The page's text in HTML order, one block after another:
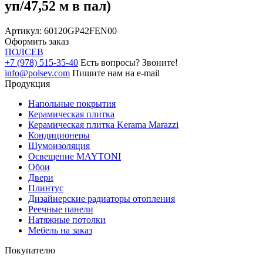
уп/47,52 м в пал)
Артикул: 60120GP42FEN00
Оформить заказ
ПОЛСЕВ
+7 (978) 515-35-40 Есть вопросы? Звоните!
info@polsev.com Пишите нам на e-mail
Продукция
Напольные покрытия
Керамическая плитка
Керамическая плитка Kerama Marazzi
Кондиционеры
Шумоизоляция
Освещение MAYTONI
Обои
Двери
Плинтус
Дизайнерские радиаторы отопления
Реечные панели
Натяжные потолки
Мебель на заказ
Покупателю